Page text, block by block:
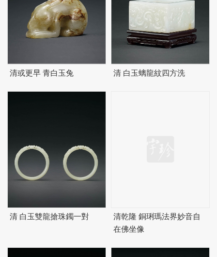
清或更早 青白玉兔 清 白玉螭龍紋四方洗
清 白玉雙龍搶珠鐲一對
清乾隆 銅琍瑪法界妙音自
在佛坐像